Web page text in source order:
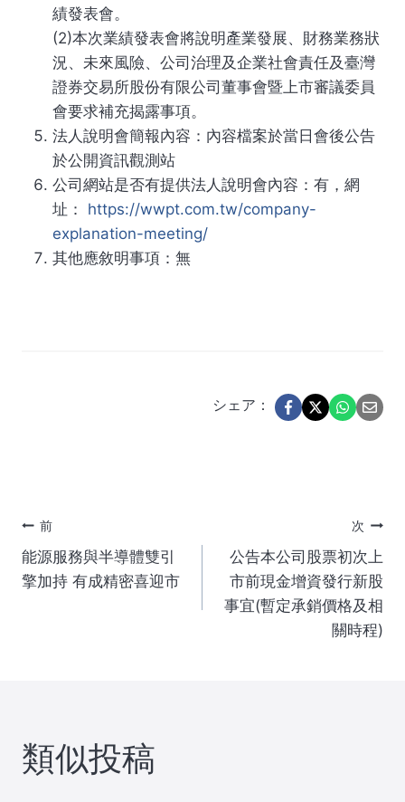
績發表會。
(2)本次業績發表會將說明產業發展、財務業務狀
況、未來風險、公司治理及企業社會責任及臺灣
證券交易所股份有限公司董事會暨上市審議委員
會要求補充揭露事項。
法人說明會簡報內容：內容檔案於當日會後公告
於公開資訊觀測站
公司網站是否有提供法人說明會內容：有，網
址： https://wwpt.com.tw/company-
explanation-meeting/
其他應敘明事項：無
シェア：
投
稿
ー
前
能源服務與半導體雙引
擎加持 有成精密喜迎市
次
公告本公司股票初次上
市前現金增資發行新股
事宜(暫定承銷價格及相
關時程)
類似投稿